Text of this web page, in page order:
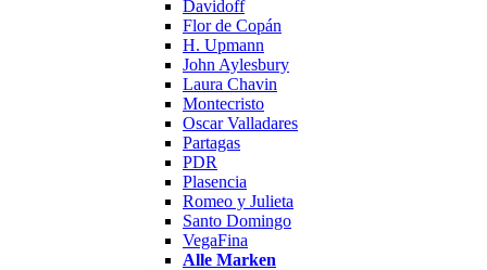
Davidoff
Flor de Copán
H. Upmann
John Aylesbury
Laura Chavin
Montecristo
Oscar Valladares
Partagas
PDR
Plasencia
Romeo y Julieta
Santo Domingo
VegaFina
Alle Marken